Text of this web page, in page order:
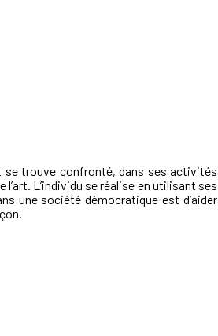
se trouve confronté, dans ses activités
L’individu se réalise en utilisant ses
une société démocratique est d’aider